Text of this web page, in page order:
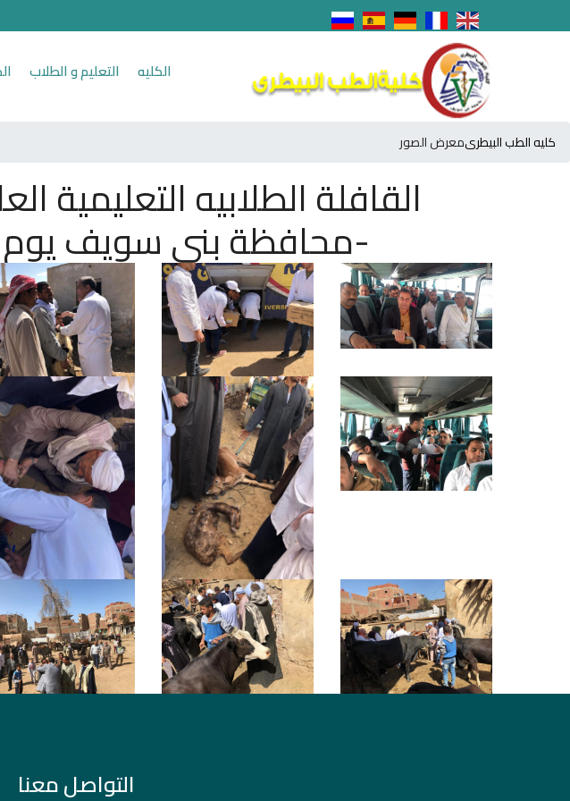
الكليه التعليم و الطلاب
كليه الطب البيطرىمعرض الصور
القافلة الطلابيه التعليمية
-محافظة بنى سويف يوم السبت
التواصل معنا